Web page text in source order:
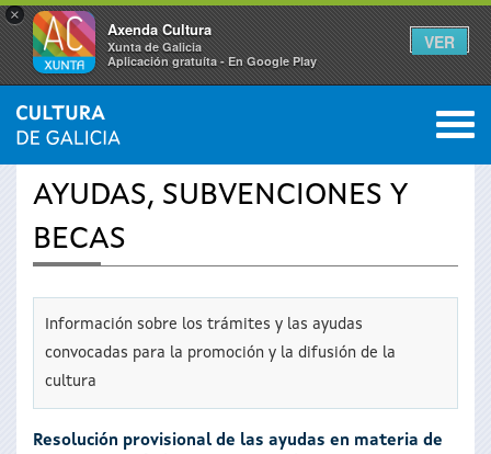
×
Axenda Cultura
Xunta de Galicia
Aplicación gratuíta - En Google Play
VER
Se
usted
aquí
INICIO › SERVICIOS 0
AYUDAS, SUBVENCIONES Y
BECAS
Información sobre los trámites y las ayudas
convocadas para la promoción y la difusión de la
cultura
Resolución provisional de las ayudas en materia de